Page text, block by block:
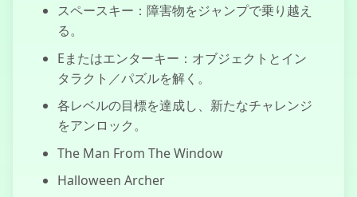
スペースキー：障害物をジャンプで乗り越え
る。
Eまたはエンターキー：オブジェクトとイン
タラクト／パズルを解く。
各レベルの目標を達成し、新たなチャレンジ
をアンロック。
The Man From The Window
Halloween Archer